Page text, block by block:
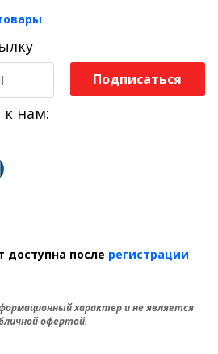
Подписаться
к нам:
доступна после регистрации
характер и не является
офертой.